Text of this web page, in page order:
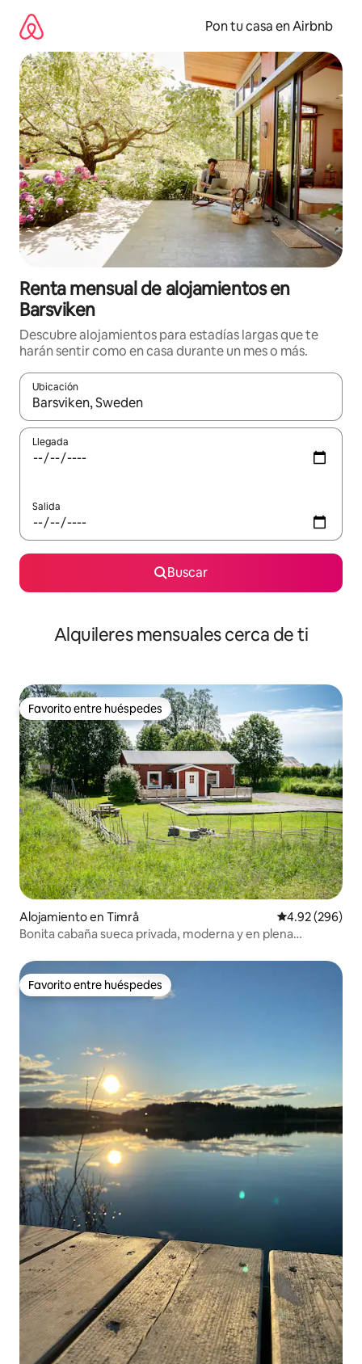
contenido
Pon tu casa en Airbnb
Renta mensual de alojamientos en
Barsviken
Descubre alojamientos para estadías largas que te
harán sentir como en casa durante un mes o más.
Ubicación
Cuando los resultados estén disponibles, navega con las
Llegada
Salida
Buscar
Alquileres mensuales cerca de ti
Favorito entre huéspedes
Favorito entre huéspedes
Alojamiento en Timrå Calificación
4.92 (296)
Bonita cabaña sueca privada, moderna y en plena
Favorito entre huéspedes
Favorito entre huéspedes